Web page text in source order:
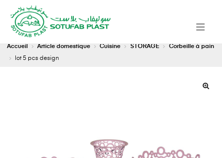
Accueil Article domestique Cuisine STORAGE
Corbeille à pain
lot 5 pcs design